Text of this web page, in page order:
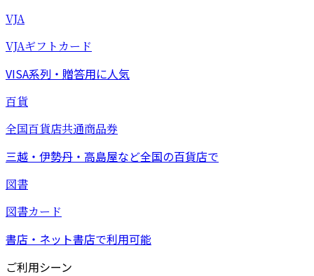
VJA
VJAギフトカード
VISA系列・贈答用に人気
百貨
全国百貨店共通商品券
三越・伊勢丹・高島屋など全国の百貨店で
図書
図書カード
書店・ネット書店で利用可能
ご利用シーン